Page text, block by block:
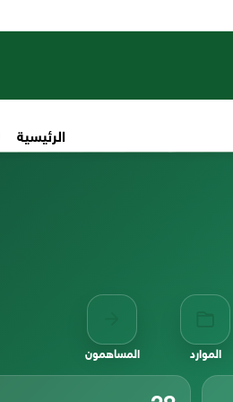
الرئيسية
الموارد المساهمون